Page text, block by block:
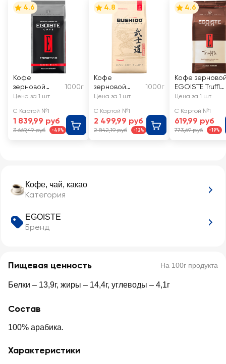
Кофе, чай, какао
Категория
EGOISTE
Бренд
Пищевая ценность На 100г продукта
Белки – 13,9г, жиры – 14,4г, углеводы – 4,1г
Состав
100% арабика.
Характеристики
4.6
Кофе
зерновой
EGOISTE
1000г
Цена за 1 шт
С Картой №1
1 839,99 руб
3 669,49 руб -49%
4.8
Кофе
зерновой
BUSHIDO
1000г
Цена за 1 шт
С Картой №1
2 499,99 руб
2 842,19 руб -12%
4.6
Кофе
EGOISTE Truffle
Crema
Цена за 1 шт
С Картой №1
619,99 руб
773,69 руб -19%